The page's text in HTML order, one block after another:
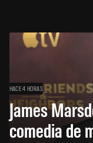
HACE 4 HORAS
James
comedia de